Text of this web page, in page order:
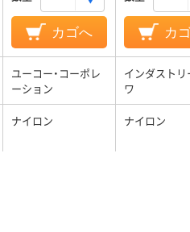
カゴへ カ
ユーコー・コーポレ
ーション
インダスト
ワ
ナイロン ナイロン